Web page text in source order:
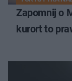
Zapomnij o
kurort to